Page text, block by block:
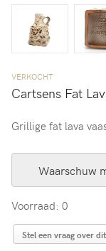
VERKOCHT
Cartsens Fat
Grillige fat lava
Waarschuw
Voorraad: 0
Stel een vraag over